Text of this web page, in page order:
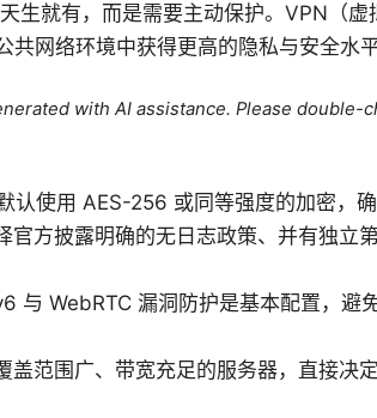
生就有，而是需要主动保护。VPN（
共网络环境中获得更高的隐私与安全水
with AI assistance. Please double-
认使用 AES-256 或同等强度的加密，
官方披露明确的无日志政策、并有独立
与 WebRTC 漏洞防护是基本配置，避
盖范围广、带宽充足的服务器，直接决